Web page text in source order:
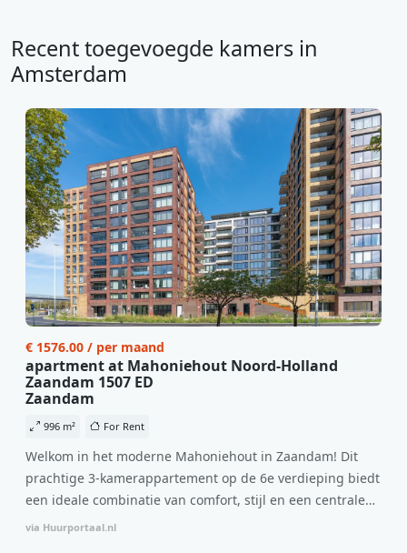
Recent toegevoegde kamers in
Amsterdam
€ 1576.00 / per maand
apartment at Mahoniehout Noord-Holland
Zaandam 1507 ED
Zaandam
996 m² For Rent
Welkom in het moderne Mahoniehout in Zaandam! Dit
prachtige 3-kamerappartement op de 6e verdieping biedt
een ideale combinatie van comfort, stijl en een centrale
locatie. Met een huurprijs van €1.576 per maand
via Huurportaal.nl